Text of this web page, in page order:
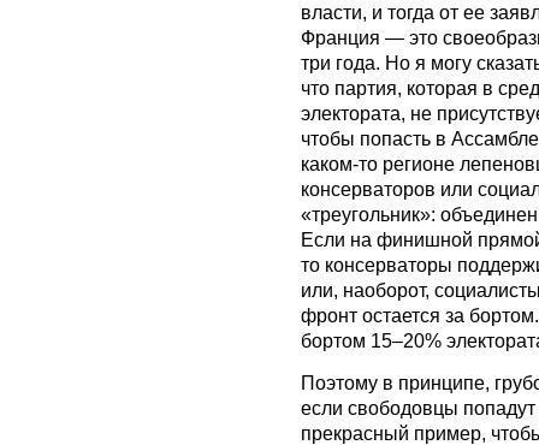
власти, и тогда от ее
Франция — это
три года. Но я могу
что партия, которая в
электората, не
чтобы попасть в
каком-то регионе
консерваторов или
«треугольник»:
Если на финишной
то консерваторы
или, наоборот,
фронт остается за
бортом 15–20%
Поэтому в принципе,
если свободовцы
прекрасный пример,